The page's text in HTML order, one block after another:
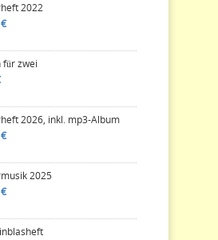
2022
für zwei
2026, inkl. mp3-Album
2025